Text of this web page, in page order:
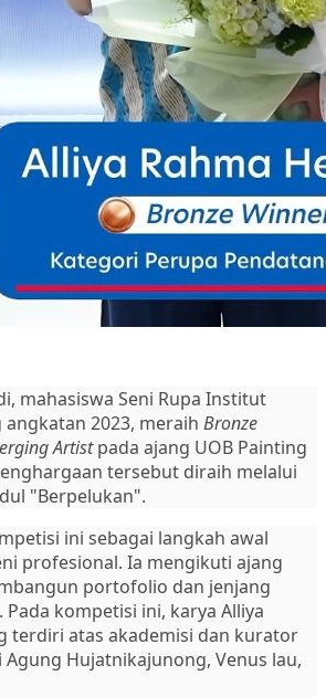
mahasiswa Seni Rupa Institut
2023, meraih Bronze
Artistpada ajang UOB Painting
tersebut diraih melalui
"Berpelukan".
ini sebagai langkah awal
profesional. Ia mengikuti ajang
portofolio dan jenjang
kompetisi ini, karya Alliya
terdiri atas akademisi dan kurator
Agung Hujatnikajunong, Venus lau,